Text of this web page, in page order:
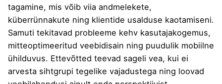
tagamine, mis võib viia andmelekete,
küberrünnakute ning klientide usalduse kaotamiseni.
Samuti tekitavad probleeme kehv kasutajakogemus,
mitteoptimeeritud veebidisain ning puudulik mobiilne
ühilduvus. Ettevõtted teevad sageli vea, kui ei
arvesta sihtgrupi tegelike vajadustega ning loovad